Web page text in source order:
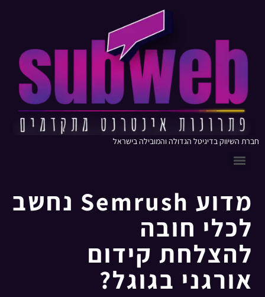
חברת השיווק בדיגיטל הגדולה והמובילה בישראל
מדוע Semrush נחשב
לכלי חובה
להצלחת קידום
אורגני בגוגל?